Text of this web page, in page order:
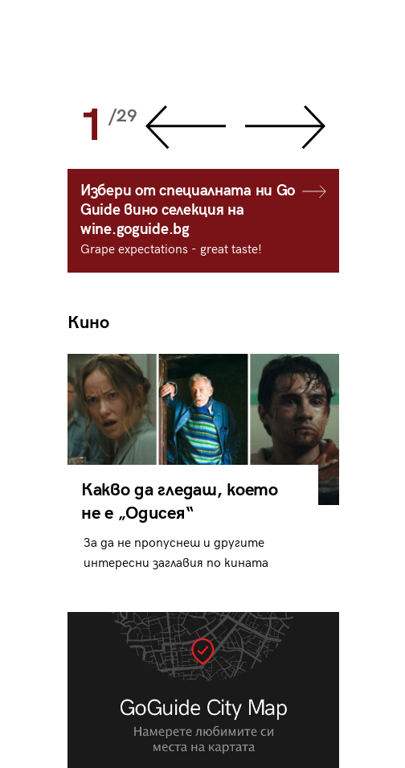
1 /29
Избери от специалната ни Go
Guide вино селекция на
wine.goguide.bg
Grape expectations - great taste!
Кино
Какво да гледаш, което
не е „Одисея“
За да не пропуснеш и другите
интересни заглавия по кината